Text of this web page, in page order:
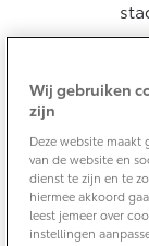
Vanaf € 39.995,-
10 jaar
Toyota
Onderdelen &
Onderdelen
Accessoires
Banden
Toyota
Toyota
Bedrijfswagens
Financieren of
Verzekeren
Wij gebruiken
zijn
Deze website maakt
van de website en
dienst te zijn en te
hiermee akkoord
leest jemeer over
instellingen